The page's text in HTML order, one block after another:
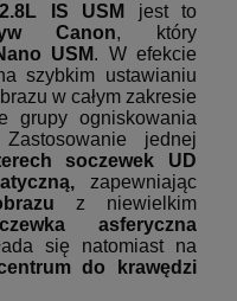
IS USM
jest to
Canon, który
USM. W efekcie
szybkim ustawianiu
w całym zakresie
grupy ogniskowania
jednej
soczewek UD
zapewniając
z niewielkim
asferyczna
się natomiast na
do krawędzi